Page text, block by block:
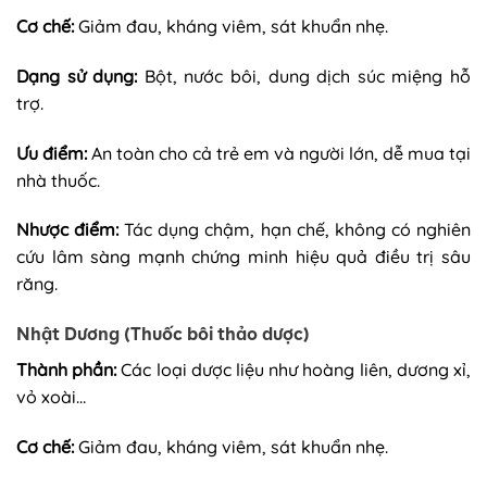
Cơ chế:Giảm đau, kháng viêm, sát khuẩn nhẹ.
Dạng sử dụng:Bột, nước bôi, dung dịch súc miệng hỗ
trợ.
Ưu điểm:An toàn cho cả trẻ em và người lớn, dễ mua tại
nhà thuốc.
Nhược điểm:Tác dụng chậm, hạn chế, không có nghiên
cứu lâm sàng mạnh chứng minh hiệu quả điều trị sâu
răng.
Nhật Dương (Thuốc bôi thảo dược)
Thành phần:Các loại dược liệu như hoàng liên, dương xỉ,
vỏ xoài…
Cơ chế:Giảm đau, kháng viêm, sát khuẩn nhẹ.